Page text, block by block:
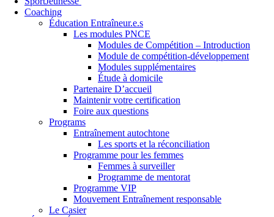
Coaching
Éducation Entraîneur.e.s
Les modules PNCE
Modules de Compétition – Introduction
Module de compétition-développement
Modules supplémentaires
Étude à domicile
Partenaire D’accueil
Maintenir votre certification
Foire aux questions
Programs
Entraînement autochtone
Les sports et la réconciliation
Programme pour les femmes
Femmes à surveiller
Programme de mentorat
Programme VIP
Mouvement Entraînement responsable
Le Casier